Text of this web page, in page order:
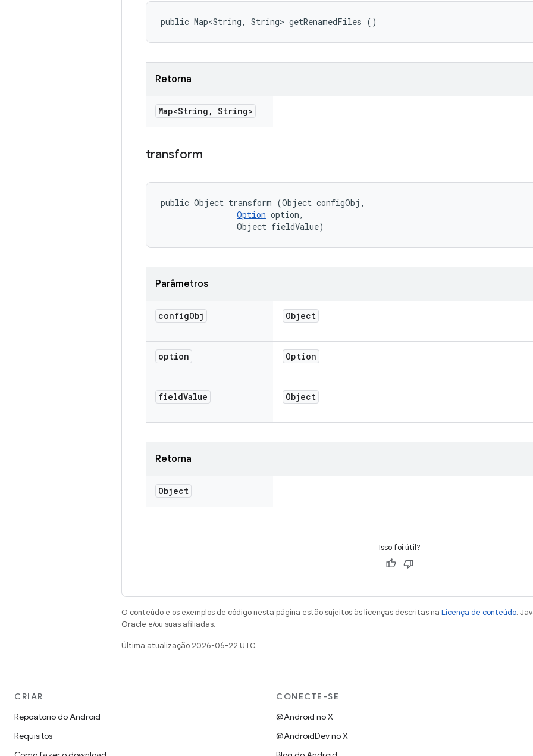
public Map<String, String> getRenamedFiles ()
Retorna
Map<String , String>
transform
public Object transform (Object configObj,
Option option,
                Object fieldValue)
Parâmetros
configObj Object
option Option
fieldValue Object
Retorna
Object
Isso foi útil?
O conteúdo e os exemplos de código nesta página estão sujeitos às licenças descritas na Licença de conteúdo.
Oracle e/ou suas afiliadas.
Última atualização 2026-06-22 UTC.
CRIAR
Repositório do Android
Requisitos
CONECTE-SE
@Android no X
@AndroidDev no X